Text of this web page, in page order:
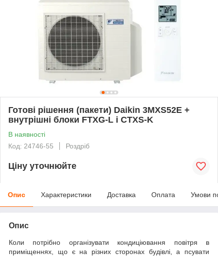
Готові рішення (пакети) Daikin 3MXS52E +
внутрішні блоки FTXG-L і CTXS-K
В наявності
Код: 24746-55
Роздріб
Ціну уточнюйте
Опис Характеристики Доставка Оплата Умови
Опис
Коли потрібно організувати кондиціювання повітря в
приміщеннях, що є на різних сторонах будівлі, а псувати